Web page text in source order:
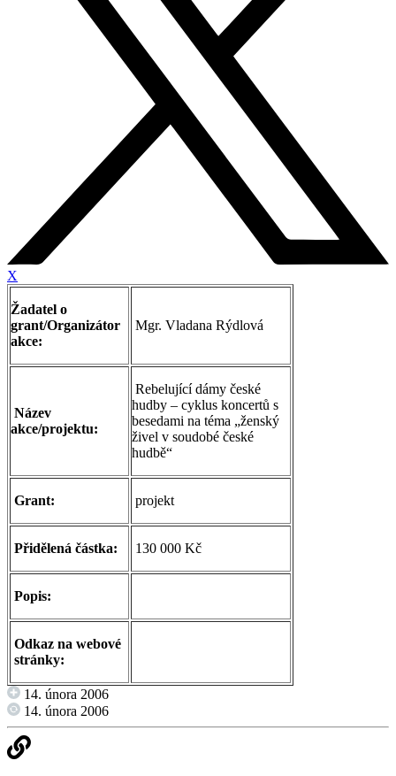
X
Žadatel o
grant/Organizátor
akce:
Mgr. Vladana Rýdlová
Název
akce/projektu:
Rebelující dámy české
hudby – cyklus koncertů s
besedami na téma „ženský
živel v soudobé české
hudbě“
Grant: projekt
Přidělená částka: 130 000 Kč
Popis:
Odkaz na webové
stránky:
14. února 2006
14. února 2006